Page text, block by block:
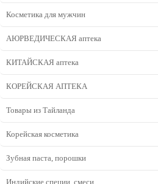
Косметика для мужчин
АЮРВЕДИЧЕСКАЯ аптека
КИТАЙСКАЯ аптека
КОРЕЙСКАЯ АПТЕКА
Товары из Тайланда
Корейская косметика
Зубная паста, порошки
Индийские специи, смеси